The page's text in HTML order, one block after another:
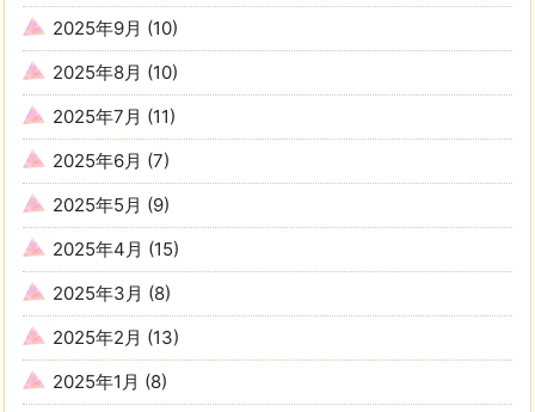
2025年9月 (10)
2025年8月 (10)
2025年7月 (11)
2025年6月 (7)
2025年5月 (9)
2025年4月 (15)
2025年3月 (8)
2025年2月 (13)
2025年1月 (8)